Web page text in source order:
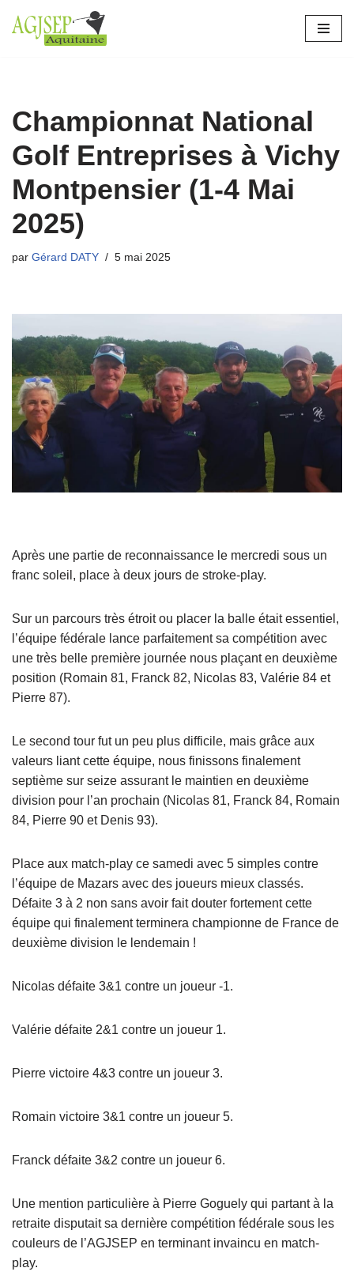
Aller
Championnat National
Golf Entreprises à Vichy
Montpensier (1-4 Mai
2025)
par Gérard DATY 5 mai 2025
Après une partie de reconnaissance le mercredi sous un
franc soleil, place à deux jours de stroke-play.
Sur un parcours très étroit ou placer la balle était essentiel,
l’équipe fédérale lance parfaitement sa compétition avec
une très belle première journée nous plaçant en deuxième
position (Romain 81, Franck 82, Nicolas 83, Valérie 84 et
Pierre 87).
Le second tour fut un peu plus difficile, mais grâce aux
valeurs liant cette équipe, nous finissons finalement
septième sur seize assurant le maintien en deuxième
division pour l’an prochain (Nicolas 81, Franck 84, Romain
84, Pierre 90 et Denis 93).
Place aux match-play ce samedi avec 5 simples contre
l’équipe de Mazars avec des joueurs mieux classés.
Défaite 3 à 2 non sans avoir fait douter fortement cette
équipe qui finalement terminera championne de France de
deuxième division le lendemain !
Nicolas défaite 3&1 contre un joueur -1.
Valérie défaite 2&1 contre un joueur 1.
Pierre victoire 4&3 contre un joueur 3.
Romain victoire 3&1 contre un joueur 5.
Franck défaite 3&2 contre un joueur 6.
Une mention particulière à Pierre Goguely qui partant à la
retraite disputait sa dernière compétition fédérale sous les
couleurs de l’AGJSEP en terminant invaincu en match-
play.